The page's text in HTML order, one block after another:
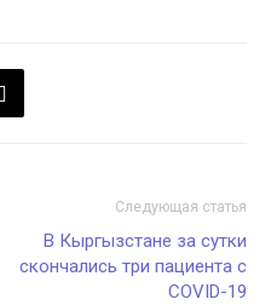
Следующая статья
В Кыргызстане за сутки
скончались три пациента с
COVID-19